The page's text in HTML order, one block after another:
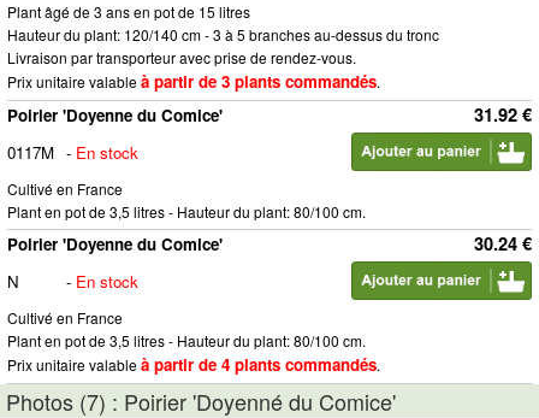
Plant âgé de 3 ans en pot de 15 litres
Hauteur du plant: 120/140 cm - 3 à 5 branches au-dessus du tronc
Livraison par transporteur avec prise de rendez-vous.
Prix unitaire valableà partir de 3 plants commandés.
31.92 €
Poirier 'Doyenne du Comice'
0117M - En stock
Cultivé en France
Plant en pot de 3,5 litres - Hauteur du plant: 80/100 cm.
30.24 €
Poirier 'Doyenne du Comice'
N
- En stock
Cultivé en France
Plant en pot de 3,5 litres - Hauteur du plant: 80/100 cm.
Prix unitaire valableà partir de 4 plants commandés.
Photos (7) : Poirier 'Doyenné du Comice'